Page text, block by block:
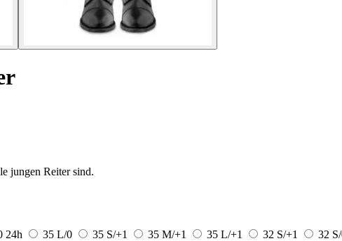
jungen Reiter sind.
24h 35 L/0 35 S/+1 35 M/+1 35 L/+1 32 S/+1 32